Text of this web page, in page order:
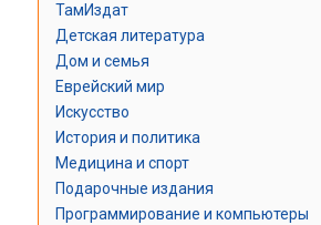
ТамИздат
Детская литература
Дом и семья
Еврейский мир
Искусство
История и политика
Медицина и спорт
Подарочные издания
Программирование и компьютеры